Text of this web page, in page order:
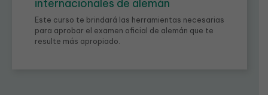
internacionales de alemán
Este curso te brindará las herramientas necesarias
para aprobar el examen oficial de alemán que te
resulte más apropiado.